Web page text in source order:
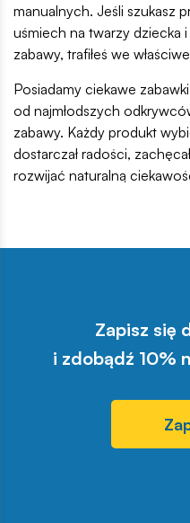
manualnych. Jeśli szukasz
uśmiech na twarzy dziecka
zabawy, trafiłeś we
Posiadamy ciekawe
od najmłodszych
zabawy. Każdy produkt
dostarczał radości,
rozwijać naturalną
Zapisz się
i zdobądź 10%